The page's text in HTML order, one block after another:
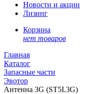
Новости и акции
Лизинг
Корзина
нет товаров
Главная
Каталог
Запасные части
Эвотор
Антенна 3G (ST5I.3G)